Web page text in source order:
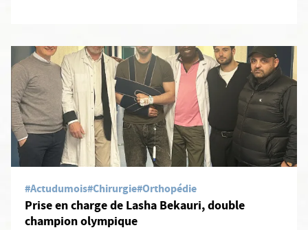
En savoir plus: Prise en charge de Lasha Bekauri, double
#Actudumois#Chirurgie#Orthopédie
Prise en charge de Lasha Bekauri, double
champion olympique